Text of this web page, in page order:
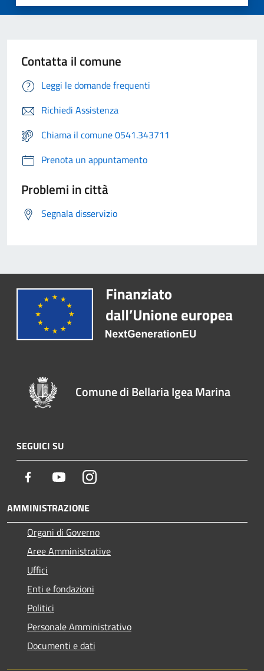
Contatta il comune
Leggi le domande frequenti
Richiedi Assistenza
Chiama il comune 0541.343711
Prenota un appuntamento
Problemi in città
Segnala disservizio
Comune di Bellaria Igea Marina
SEGUICI SU
Facebook YoutubeInstagram
AMMINISTRAZIONE
Organi di Governo
Aree Amministrative
Uffici
Enti e fondazioni
Politici
Personale Amministrativo
Documenti e dati